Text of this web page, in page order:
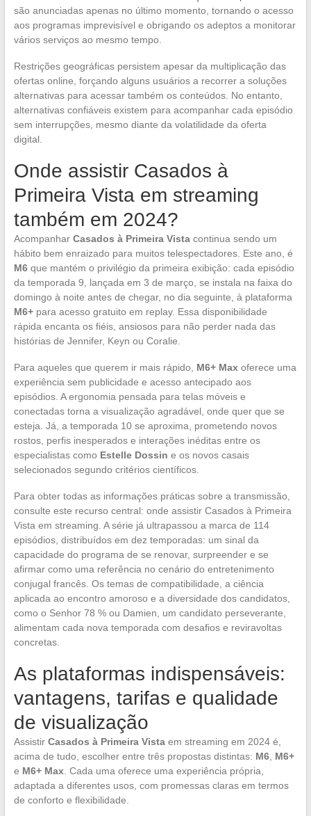
são anunciadas apenas no último momento, tornando o acesso
aos programas imprevisível e obrigando os adeptos a monitorar
vários serviços ao mesmo tempo.
Restrições geográficas persistem apesar da multiplicação das
ofertas online, forçando alguns usuários a recorrer a soluções
alternativas para acessar também os conteúdos. No entanto,
alternativas confiáveis existem para acompanhar cada episódio
sem interrupções, mesmo diante da volatilidade da oferta
digital.
Onde assistir Casados à
Primeira Vista em streaming
também em 2024?
Acompanhar Casados à Primeira Vistacontinua sendo um
hábito bem enraizado para muitos telespectadores. Este ano, é
M6que mantém o privilégio da primeira exibição: cada episódio
da temporada 9, lançada em 3 de março, se instala na faixa do
domingo à noite antes de chegar, no dia seguinte, à plataforma
M6+para acesso gratuito em replay. Essa disponibilidade
rápida encanta os fiéis, ansiosos para não perder nada das
histórias de Jennifer, Keyn ou Coralie.
Para aqueles que querem ir mais rápido, M6+ Maxoferece uma
experiência sem publicidade e acesso antecipado aos
episódios. A ergonomia pensada para telas móveis e
conectadas torna a visualização agradável, onde quer que se
esteja. Já, a temporada 10 se aproxima, prometendo novos
rostos, perfis inesperados e interações inéditas entre os
especialistas como Estelle Dossin e os novos casais
selecionados segundo critérios científicos.
Para obter todas as informações práticas sobre a transmissão,
consulte este recurso central: onde assistir Casados à Primeira
Vista em streaming. A série já ultrapassou a marca de 114
episódios, distribuídos em dez temporadas: um sinal da
capacidade do programa de se renovar, surpreender e se
afirmar como uma referência no cenário do entretenimento
conjugal francês. Os temas de compatibilidade, a ciência
aplicada ao encontro amoroso e a diversidade dos candidatos,
como o Senhor 78 % ou Damien, um candidato perseverante,
alimentam cada nova temporada com desafios e reviravoltas
concretas.
As plataformas indispensáveis:
vantagens, tarifas e qualidade
de visualização
Assistir Casados à Primeira Vistaem streaming em 2024 é,
acima de tudo, escolher entre três propostas distintas: M6, M6+
e M6+ Max. Cada uma oferece uma experiência própria,
adaptada a diferentes usos, com promessas claras em termos
de conforto e flexibilidade.